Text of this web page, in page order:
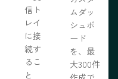
信ト
レイ
に接
続す
るこ
と
ムダッ
シュボ
ード
を、最
大300件